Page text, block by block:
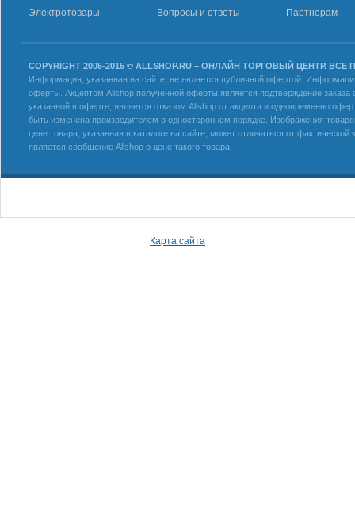
Электротовары
Вопросы и ответы
Партнерам
COPYRIGHT 2005-2015 © ALLSHOP.RU – ОНЛАЙН ТОРГОВЫЙ ЦЕНТР.
Информация, указанная на сайте, не является публичной офертой.
оферты. Акцептом Allshop полученной оферты является подтверждение
указанной в оферте, является отказом Allshop от акцепта и одновременно
быть изменена производителем в одностороннем порядке. Изображения
цене товара, указанная в каталоге на сайте, может отличаться от
является сообщение Allshop о цене такого товара.
Карта сайта